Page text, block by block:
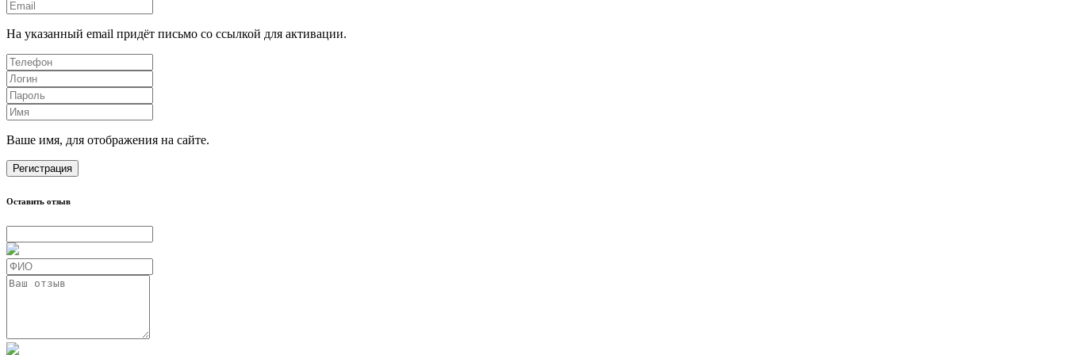
На указанный email придёт письмо со ссылкой для активации.
Ваше имя, для отображения на сайте.
Регистрация
Оставить отзыв